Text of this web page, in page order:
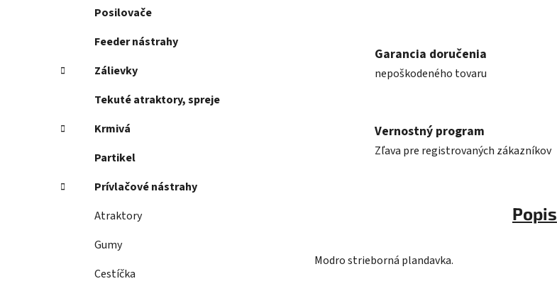
Posilovače
Feeder nástrahy
Zálievky
Tekuté atraktory, spreje
Krmivá
Partikel
Prívlačové nástrahy
Atraktory
Gumy
Cestíčka
Garancia doručenia
nepoškodeného tovaru
Vernostný program
Zľava pre registrovaných zákazníkov
Popis
Modro strieborná plandavka.